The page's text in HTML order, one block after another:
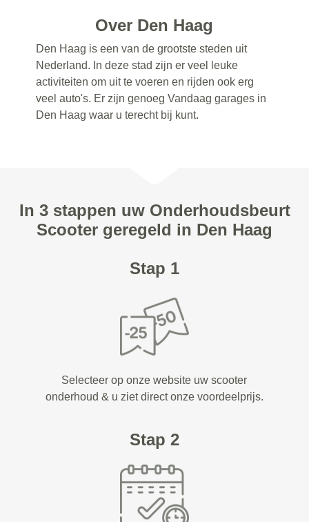
Over Den Haag
Den Haag is een van de grootste steden uit
Nederland. In deze stad zijn er veel leuke
activiteiten om uit te voeren en rijden ook erg
veel auto's. Er zijn genoeg Vandaag garages in
Den Haag waar u terecht bij kunt.
In 3 stappen uw Onderhoudsbeurt
Scooter geregeld in Den Haag
Stap 1
Selecteer op onze website uw scooter
onderhoud & u ziet direct onze voordeelprijs.
Stap 2